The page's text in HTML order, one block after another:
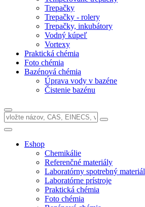
Trepačky
Trepačky - rolery
Trepačky, inkubátory
Vodný kúpeľ
Vortexy
Praktická chémia
Foto chémia
Bazénová chémia
Úprava vody v bazéne
Čistenie bazénu
Eshop
Chemikálie
Referenčné materiály
Laboratórny spotrebný materiál
Laboratórne prístroje
Praktická chémia
Foto chémia